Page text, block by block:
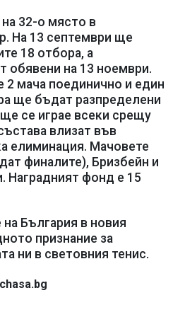
32-о място в
На 13 септември ще
18 отбора, а
обявени на 13 ноември.
2 мача поединично и един
ще бъдат разпределени
се играе всеки срещу
влизат във
елиминация. Мачовете
финалите), Бризбейн и
Наградният фонд е 15
България в новия
признание за
ни в световния тенис.